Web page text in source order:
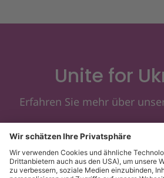
Unite for
Erfahren Sie mehr über
Mehr erfahren